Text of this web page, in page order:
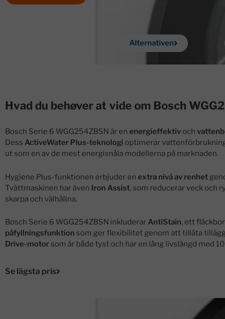
Alternativen
Hvad du behøver at vide om Bosch
Bosch Serie 6 WGG254ZBSN är en energieffektiv och
Dess ActiveWater Plus-teknologi optimerar
ut som en av de mest energisnåla modellerna på marknaden.
Hygiene Plus-funktionen erbjuder en extra nivå av renhet
Tvättmaskinen har även Iron Assist, som reducerar veck och
skarpa och välhållna.
Bosch Serie 6 WGG254ZBSN inkluderarAntiStain, ett
påfyllningsfunktion som ger flexibilitet genom att tillåta
Drive-motorsom är både tyst och har en lång livslängd med
Se lägsta pris